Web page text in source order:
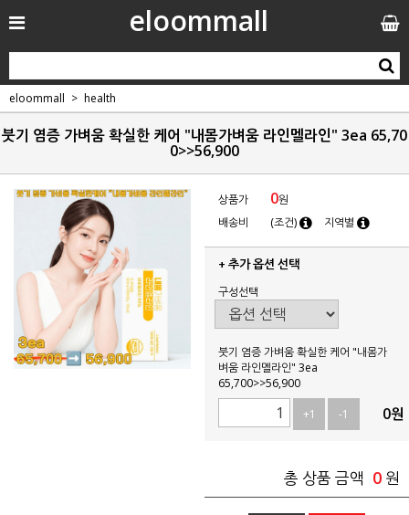
eloommall
eloommall health
붓기 염증 가벼움 확실한 케어 "내몸가벼움 라인멜라인" 3ea 65,70
0>>56,900
상품가 0원
배송비
(조건) 지역별
+ 추가 옵션 선택
구성선택
붓기 염증 가벼움 확실한 케어 "내몸가
벼움 라인멜라인" 3ea
65,700>>56,900
+1
-1 0원
총 상품 금액 0 원